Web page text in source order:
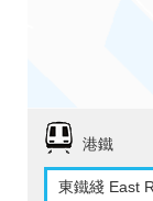
港鐵
東鐵綫 East